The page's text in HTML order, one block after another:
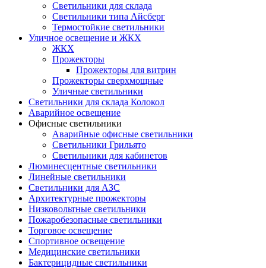
Светильники для склада
Светильники типа Айсберг
Термостойкие светильники
Уличное освещение и ЖКХ
ЖКХ
Прожекторы
Прожекторы для витрин
Прожекторы сверхмощные
Уличные светильники
Светильники для склада Колокол
Аварийное освещение
Офисные светильники
Аварийные офисные светильники
Светильники Грильято
Светильники для кабинетов
Люминесцентные светильники
Линейные светильники
Светильники для АЗС
Архитектурные прожекторы
Низковольтные светильники
Пожаробезопасные светильники
Торговое освещение
Спортивное освещение
Медицинские светильники
Бактерицидные светильники